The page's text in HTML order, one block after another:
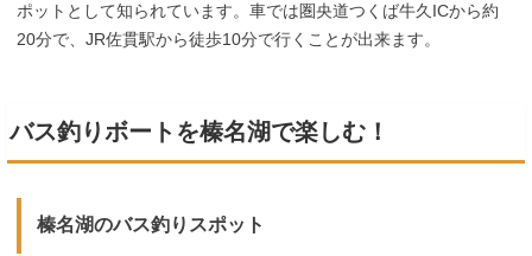
ポットとして知られています。車では圏央道つくば牛久ICから約
20分で、JR佐貫駅から徒歩10分で行くことが出来ます。
バス釣りボートを榛名湖で楽しむ！
榛名湖のバス釣りスポット